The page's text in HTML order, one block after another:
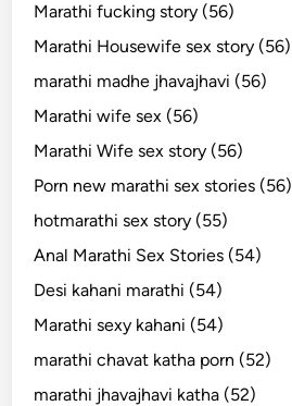
Marathi fucking story (56)
Marathi Housewife sex story (56)
marathi madhe jhavajhavi (56)
Marathi wife sex (56)
Marathi Wife sex story (56)
Porn new marathi sex stories (56)
hotmarathi sex story (55)
Anal Marathi Sex Stories (54)
Desi kahani marathi (54)
Marathi sexy kahani (54)
marathi chavat katha porn (52)
marathi jhavajhavi katha (52)